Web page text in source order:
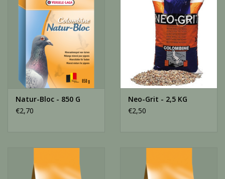
Natur-Bloc - 850 G
€2,70
Neo-Grit - 2,5 KG
€2,50